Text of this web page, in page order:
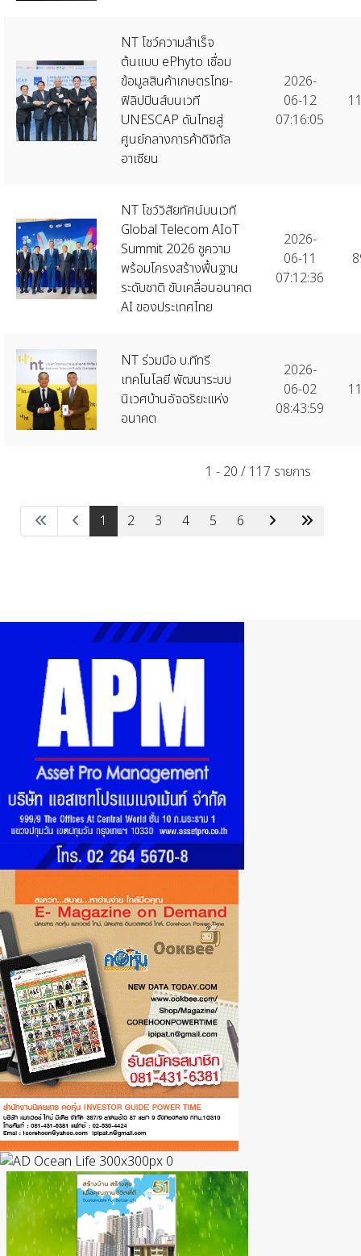
NT โชว์ความสำเร็จ
ต้นแบบ ePhyto เชื่อม
ข้อมูลสินค้าเกษตรไทย-
ฟิลิปปินส์บนเวที
UNESCAP ดันไทยสู่
ศูนย์กลางการค้าดิจิทัล
อาเซียน
2026-
06-12
07:16:05
NT โชว์วิสัยทัศน์บนเวที
Global Telecom AIoT
Summit 2026 ชูความ
พร้อมโครงสร้างพื้นฐาน
ระดับชาติ ขับเคลื่อนอนาคต
AI ของประเทศไทย
2026-
06-11
07:12:36
NT ร่วมมือ บ.ทีทรี
เทคโนโลยี พัฒนาระบบ
นิเวศบ้านอัจฉริยะแห่ง
อนาคต
2026-
06-02
08:43:59
1 - 20 / 117 รายการ
1 2 3 4 5 6